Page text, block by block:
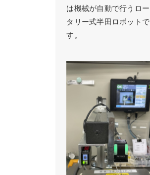
は機械が自動で行うロー
タリー式半田ロボットで
す。